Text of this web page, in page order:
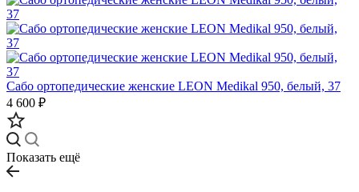
Сабо ортопедические женские LEON Medikal 950, белый, 37
4 600 ₽
Показать ещё